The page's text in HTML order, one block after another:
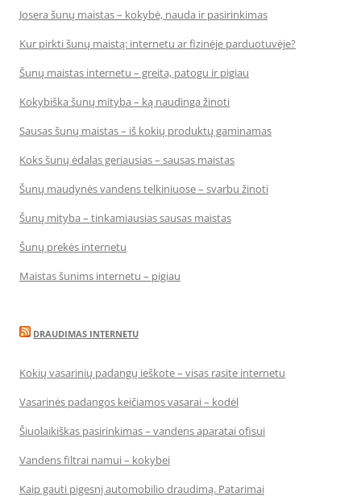
Josera šunų maistas – kokybė, nauda ir pasirinkimas
Kur pirkti šunų maistą: internetu ar fizinėje parduotuvėje?
Šunų maistas internetu – greita, patogu ir pigiau
Kokybiška šunų mityba – ką naudinga žinoti
Sausas šunų maistas – iš kokių produktų gaminamas
Koks šunų ėdalas geriausias – sausas maistas
Šunų maudynės vandens telkiniuose – svarbu žinoti
Šunų mityba – tinkamiausias sausas maistas
Šunų prekės internetu
Maistas šunims internetu – pigiau
DRAUDIMAS INTERNETU
Kokių vasarinių padangų ieškote – visas rasite internetu
Vasarinės padangos keičiamos vasarai – kodėl
Šiuolaikiškas pasirinkimas – vandens aparatai ofisui
Vandens filtrai namui – kokybei
Kaip gauti pigesnį automobilio draudimą. Patarimai